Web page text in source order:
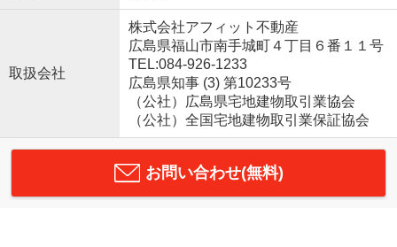
取扱会社
株式会社アフィット不動産
広島県福山市南手城町４丁目６番１１号
TEL:084-926-1233
広島県知事 (3) 第10233号
（公社）広島県宅地建物取引業協会
（公社）全国宅地建物取引業保証協会
お問い合わせ(無料)